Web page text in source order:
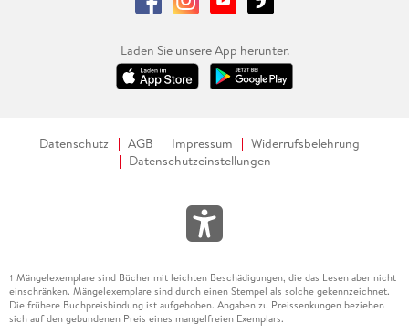
Laden Sie unsere App herunter.
Datenschutz AGB Impressum
Widerrufsbelehrung
Datenschutzeinstellungen
1 Mängelexemplare sind Bücher mit leichten Beschädigungen, die das Lesen aber nicht
einschränken. Mängelexemplare sind durch einen Stempel als solche gekennzeichnet.
Die frühere Buchpreisbindung ist aufgehoben. Angaben zu Preissenkungen beziehen
sich auf den gebundenen Preis eines mangelfreien Exemplars.